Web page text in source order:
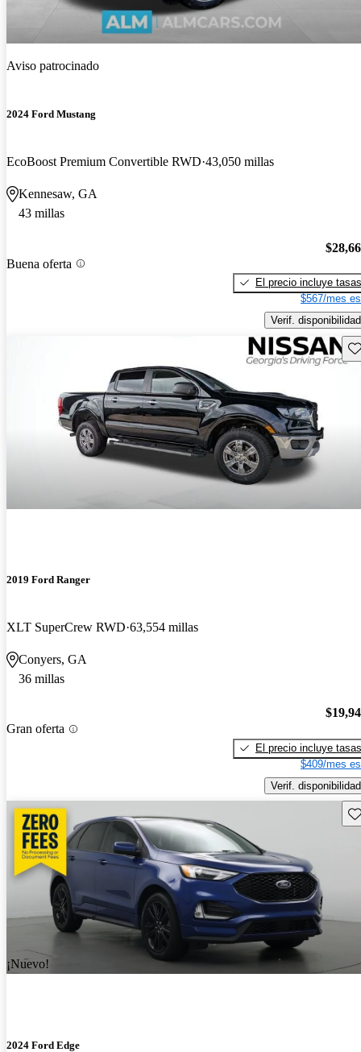
Aviso patrocinado
2024 Ford Mustang
EcoBoost Premium Convertible RWD 43,050 millas
Kennesaw, GA
43 millas
Buena oferta
El precio incluye tasas
$567/mes
Verif. disponibilidad
2019 Ford Ranger
XLT SuperCrew RWD 63,554 millas
Conyers, GA
36 millas
Gran oferta
El precio incluye tasas
$409/mes
Verif. disponibilidad
¡Nuevo!
2024 Ford Edge